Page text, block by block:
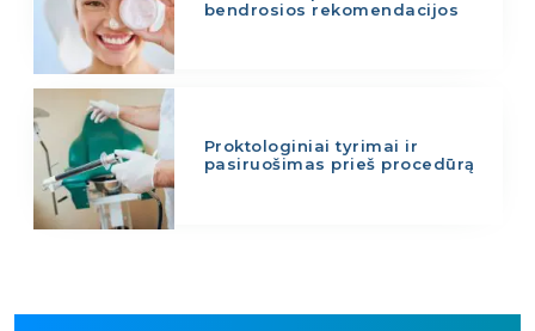
bendrosios rekomendacijos
Proktologiniai tyrimai ir
pasiruošimas prieš procedūrą